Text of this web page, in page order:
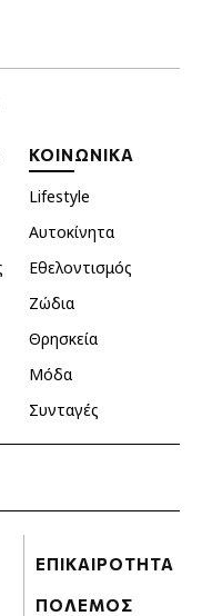
ΚΟΙΝΩΝΙΚΑ
Lifestyle
Αυτοκίνητα
Εθελοντισμός
Ζώδια
Θρησκεία
Μόδα
Συνταγές
ΕΠΙΚΑΙΡΟΤΗΤΑ
ΠΟΛΕΜΟΣ